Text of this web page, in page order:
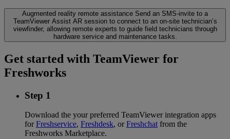
Augmented reality remote assistance Send an SMS-invite to a
TeamViewer Assist AR session to connect to an on-site technician’s
viewfinder, allowing remote experts to guide field technicians through
hardware service and maintenance tasks.
Get started with TeamViewer for
Freshworks
Step 1
Download the your preferred TeamViewer integration apps
forFreshservice, Freshdesk, orFreshchatfrom the
Freshworks Marketplace.